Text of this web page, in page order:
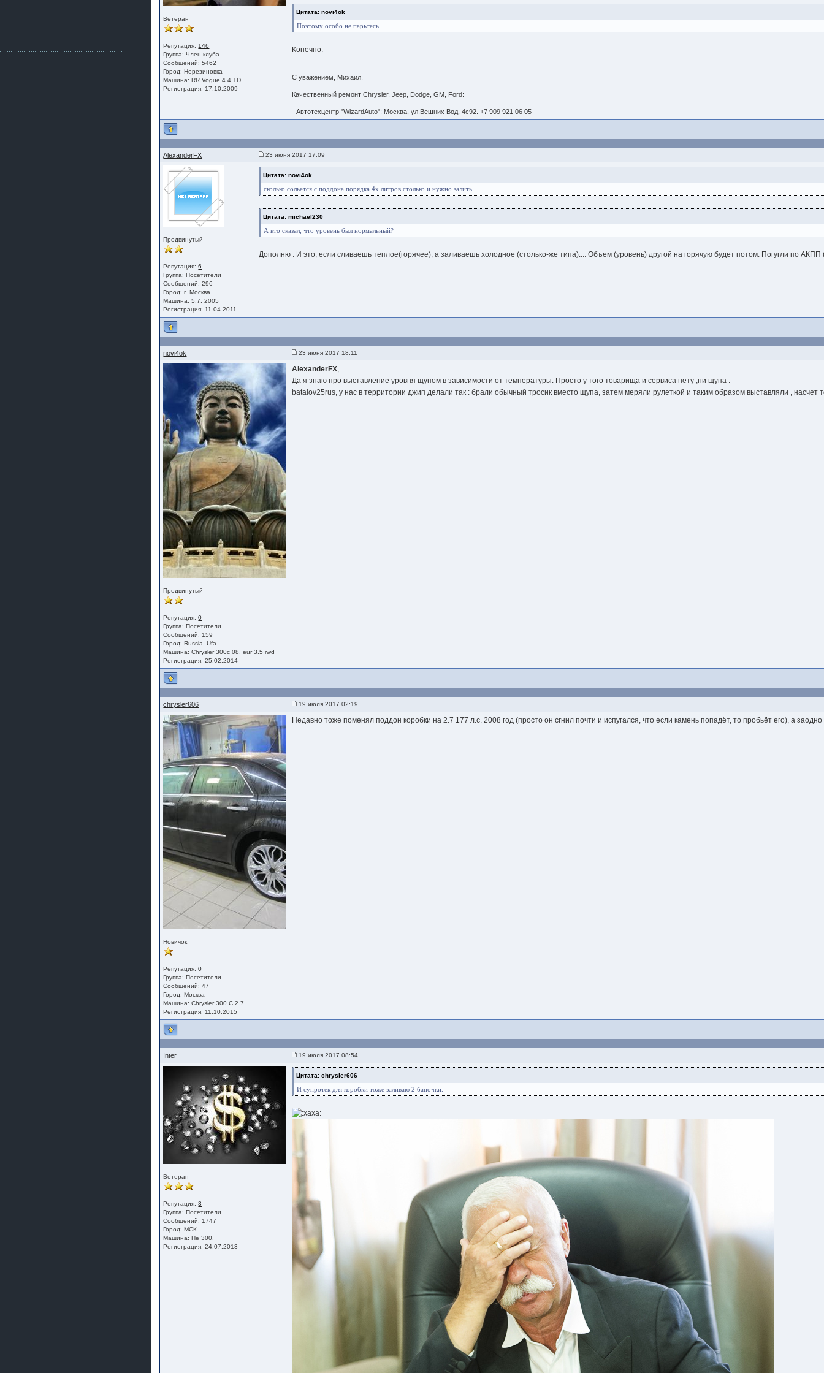
Ветеран
Репутация: 146
Группа:Член клуба
Сообщений: 5462
Город: Нерезиновка
Машина: RR Vogue 4.4 TD
Регистрация: 17.10.2009
Цитата: novi4ok
Поэтому особо не парьтесь
Конечно.
--------------------
С уважением, Михаил.
Качественный ремонт Chrysler, Jeep, Dodge, GM, Ford:
- Автотехцентр "WizardAuto": Москва, ул.Вешних Вод, 4с92. +7 909 921 06 05
AlexanderFX 23 июня 2017 17:09
Продвинутый
Репутация:6
Группа:Посетители
Сообщений: 296
Город: г. Москва
Машина: 5.7, 2005
Регистрация: 11.04.2011
Цитата: novi4ok
сколько сольется с поддона порядка 4х литров столько и нужно залить.
Цитата: michael230
А кто сказал, что уровень был нормальный?
Дополню : И это, если сливаешь теплое(горячее), а заливаешь холодное (столько-же типа).... Объем (уровень) другой на горячую будет потом. Погугли по АКПП
novi4ok 23 июня 2017 18:11
Продвинутый
Репутация:0
Группа:Посетители
Сообщений: 159
Город: Russia, Ufa
Машина: Chrysler 300c 08, eur 3.5 rwd
Регистрация: 25.02.2014
AlexanderFX,
Да я знаю про выставление уровня щупом в зависимости от температуры. Просто у того товарища и сервиса нету ,ни щупа .
batalov25rus, у нас в территории джип делали так : брали обычный тросик вместо щупа, затем меряли рулеткой и таким образом выставляли ,
chrysler606 19 июля 2017 02:19
Новичок
Репутация:0
Группа:Посетители
Сообщений: 47
Город: Москва
Машина: Chrysler 300 C 2.7
Регистрация: 11.10.2015
Недавно тоже поменял поддон коробки на 2.7 177 л.с. 2008 год (просто он сгнил почти и испугался, что если камень попадёт, то пробьёт его), а
Inter 19 июля 2017 08:54
Ветеран
Репутация:3
Группа:Посетители
Сообщений: 1747
Город: МСК
Машина: Не 300.
Регистрация: 24.07.2013
Цитата: chrysler606
И супротек для коробки тоже заливаю 2 баночки.